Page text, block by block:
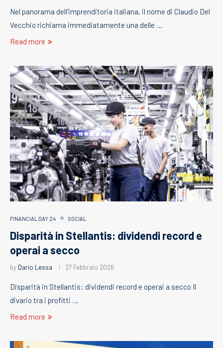
Nel panorama dell’imprenditoria italiana, il nome di Claudio Del
Vecchio richiama immediatamente una delle …
Read more
FINANCIAL DAY 24 SOCIAL
Disparità in Stellantis: dividendi record e
operai a secco
by Dario Lessa 27 Febbraio 2026
Disparità in Stellantis: dividendi record e operai a secco Il
divario tra i profitti …
Read more